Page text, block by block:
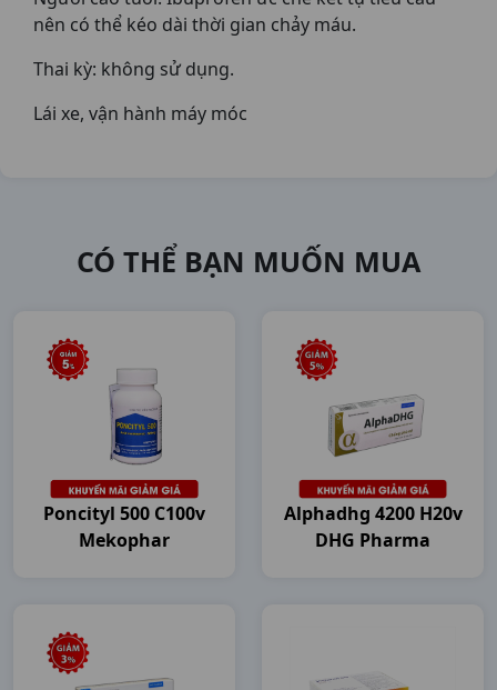
nên có thể kéo dài thời gian chảy máu.
Thai kỳ: không sử dụng.
Lái xe, vận hành máy móc
CÓ THỂ BẠN MUỐN MUA
Poncityl 500 C100v
Mekophar
Alphadhg 4200 H20v
DHG Pharma